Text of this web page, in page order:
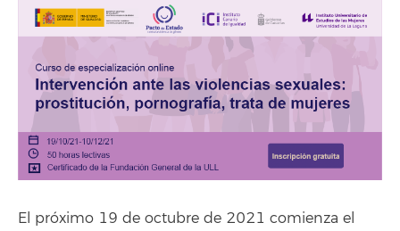
El próximo 19 de octubre de 2021 comienza el